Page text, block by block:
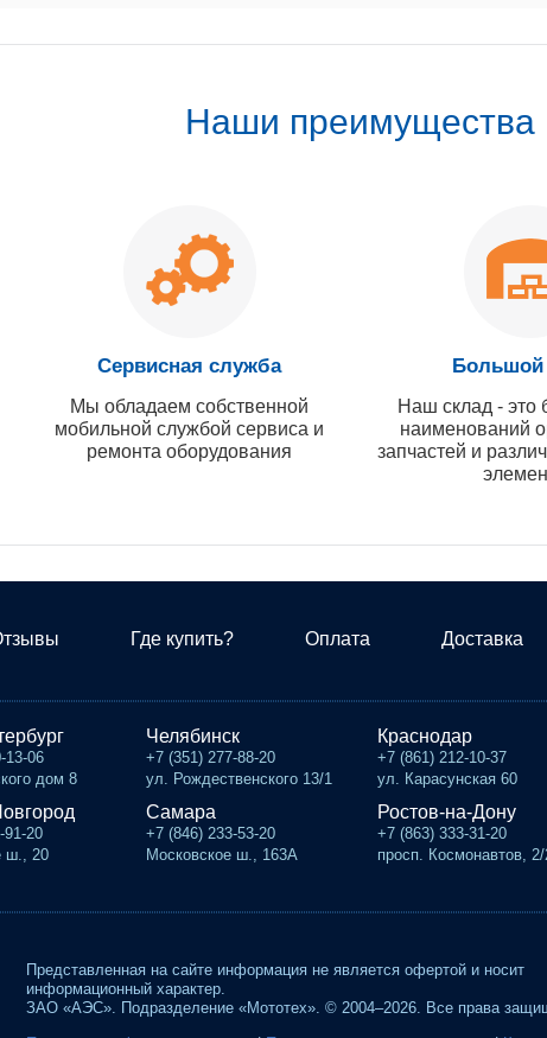
Наши преимущества
Сервисная служба
Мы обладаем собственной
мобильной службой сервиса и
ремонта оборудования
Большой
Наш склад - это
наименований
запчастей и
Где купить? Оплата Доставка
13-06
дом 8
Челябинск
+7 (351) 277-88-20
ул. Рождественского 13/1
Краснодар
+7 (861) 212-10-37
ул. Карасунская 60
91-20
ш., 20
Самара
+7 (846) 233-53-20
Московское ш., 163А
Ростов-на-Дону
+7 (863) 333-31-20
просп. Космонавтов,
Представленная на сайте информация не является офертой и носит
информационный характер.
ЗАО «АЭС». Подразделение «Мототех». © 2004–2026. Все права